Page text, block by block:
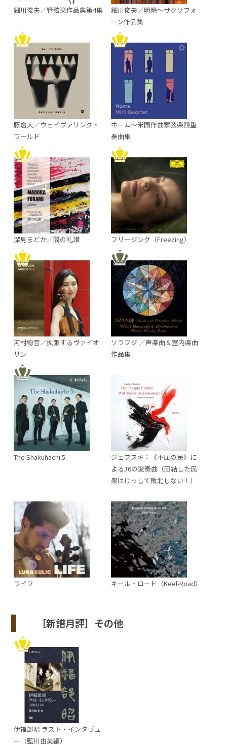
細川俊夫／管弦楽作品集第4集
細川俊夫／明暗～サクソフォ
ーン作品集
藤倉大／ウェイヴァリング・
ワールド
ホーム～米国作曲家弦楽四重
奏曲集
深見まどか／間の礼讃 フリージング（Freezing）
河村絢音／拡張するヴァイオ
リン
ソラブジ ／声楽曲＆室内楽曲
作品集
The Shakuhachi 5
ジェフスキ：《不屈の民》に
よる36の変奏曲（団結した民
衆はけっして敗北しない！）
ライフ キール・ロード（Keel-Road）
［新譜月評］その他
伊福部昭 ラスト・インタヴュ
ー（藍川由美編）